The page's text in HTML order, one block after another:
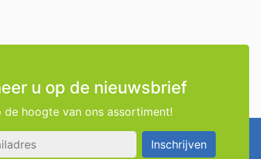
u op de nieuwsbrief
de hoogte van ons assortiment!
Inschrijven